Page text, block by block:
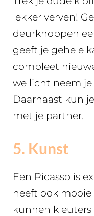
lekker verven!
deurknoppen
geeft je gehele
compleet
wellicht neem
Daarnaast kun
met je partner.
5. Kunst
Een Picasso is
heeft ook
kunnen kleuters